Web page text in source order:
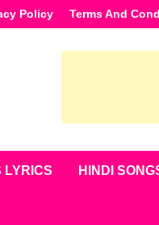
Policy Terms And
LYRICS HINDI